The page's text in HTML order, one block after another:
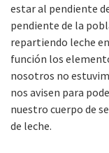
estar al pendiente
pendiente de la
repartiendo leche
función los
nosotros no
nos avisen para
nuestro cuerpo de
de leche.